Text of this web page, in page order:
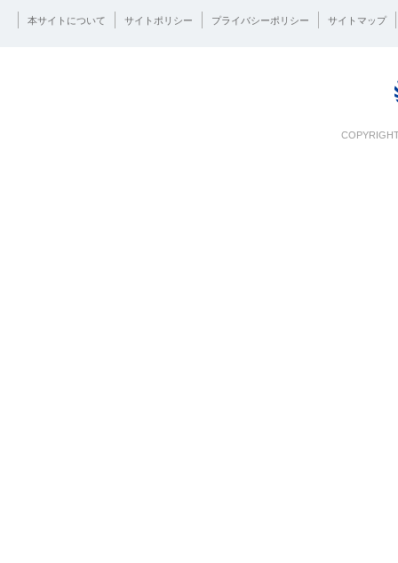
本サイトについて サイトポリシー プライバシーポリシー サイトマップ